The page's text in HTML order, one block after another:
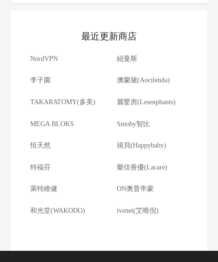
最近更新商店
NordVPN 紐曼斯
李子園 澳蘭黛(Aocilenda)
TAKARATOMY(多美) 麗嬰房(Lesenphants)
MEGA BLOKS Smoby智比
恒天然 禧貝(Happybaby)
特福芬 樂佳善優(Lacare)
萊特維健 ON奧普帝蒙
和光堂(WAKODO) ivenet(艾唯倪)